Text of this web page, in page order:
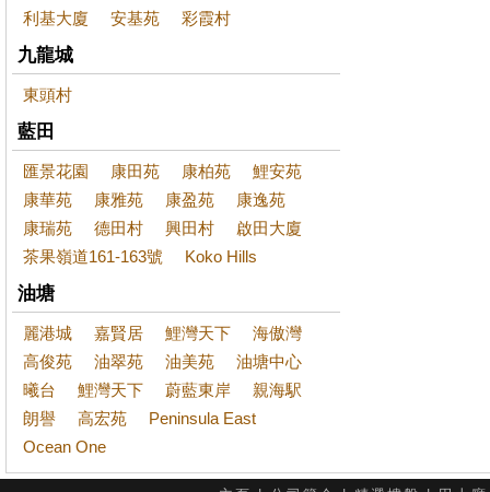
利基大廈 安基苑 彩霞村
九龍城
東頭村
藍田
匯景花園 康田苑 康柏苑
鯉安苑
康華苑
康雅苑 康盈苑
康逸苑
康瑞苑
德田村 興田村
啟田大廈
茶果嶺道161-163號
Koko Hills
油塘
麗港城 嘉賢居 鯉灣天下
海傲灣
高俊苑
油翠苑 油美苑
油塘中心
曦台
鯉灣天下 蔚藍東岸
親海駅
朗譽
高宏苑
Peninsula East
Ocean One